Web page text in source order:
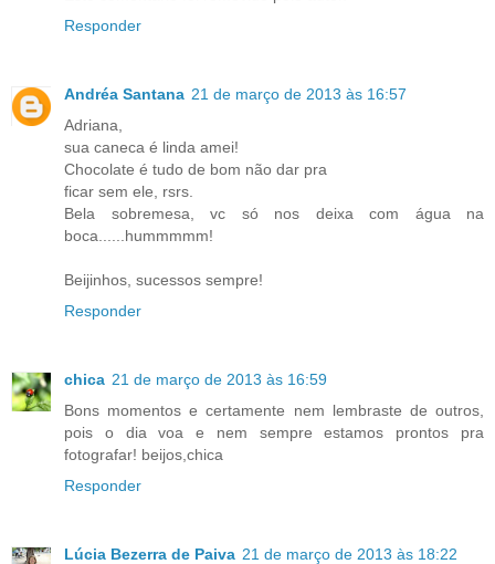
Responder
Andréa Santana 21 de março de 2013 às 16:57
Adriana,
sua caneca é linda amei!
Chocolate é tudo de bom não dar pra
ficar sem ele, rsrs.
Bela sobremesa, vc só nos deixa com água na
boca......hummmmm!
Beijinhos, sucessos sempre!
Responder
chica 21 de março de 2013 às 16:59
Bons momentos e certamente nem lembraste de outros,
pois o dia voa e nem sempre estamos prontos pra
fotografar! beijos,chica
Responder
Lúcia Bezerra de Paiva 21 de março de 2013 às 18:22